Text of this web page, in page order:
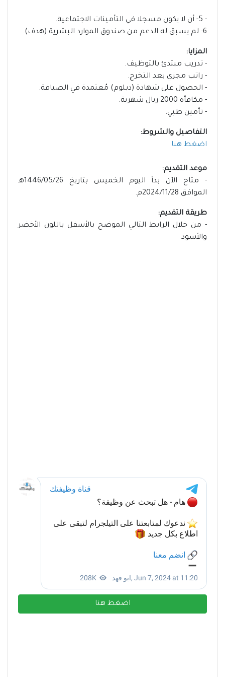
- 5- أن لا يكون مسجلا في التأمينات الاجتماعية.
6- لم يسبق له الدعم من صندوق الموارد البشرية (هدف).
المزايا:
- تدريب مبتدئ بالتوظيف.
- راتب مجزي بعد التخرج.
- الحصول على شهادة (دبلوم) مُعتمدة في الضيافة.
- مكافأة 2000 ريال شهرية.
- تأمين طبي.
التفاصيل والشروط:
اضغط هنا
موعد التقديم:
- متاح الآن بدأ اليوم الخميس بتاريخ 1446/05/26هـ
الموافق 2024/11/28م.
طريقة التقديم:
- من خلال الرابط التالي الموضح بالأسفل باللون الأخضر
والأسود
اضغط هنا